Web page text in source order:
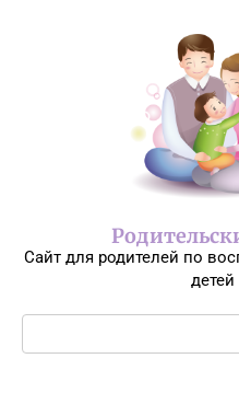
Сайт для родителей по
детей
Поиск: